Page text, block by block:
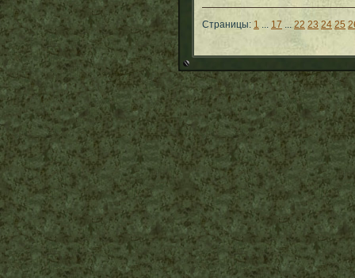
Страницы: 1 ... 17 ...22 23 24 25